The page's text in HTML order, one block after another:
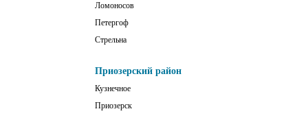
Ломоносов
Петергоф
Стрельна
Приозерский район
Кузнечное
Приозерск